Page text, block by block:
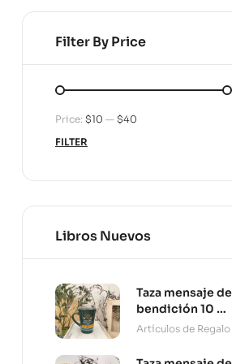
Filter By Price
FILTER
Price: $10 — $40
Libros Nuevos
Taza mensaje de
bendición 10 oz
Persevera
Artículos de Regalo